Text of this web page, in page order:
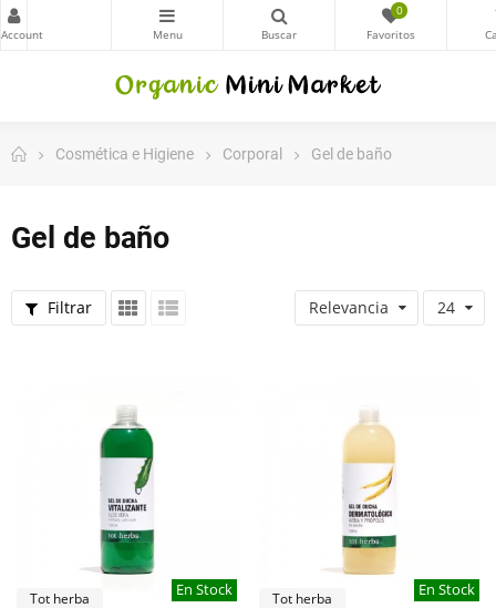
0
Cosmética e Higiene Corporal Gel de baño
Gel de baño
Filtrar Relevancia 24
En Stock
Tot herba En Stock
Tot herba